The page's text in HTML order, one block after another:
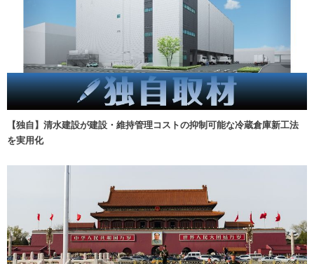
【独自】清水建設が建設・維持管理コストの抑制可能な冷蔵倉庫新工法
を実用化